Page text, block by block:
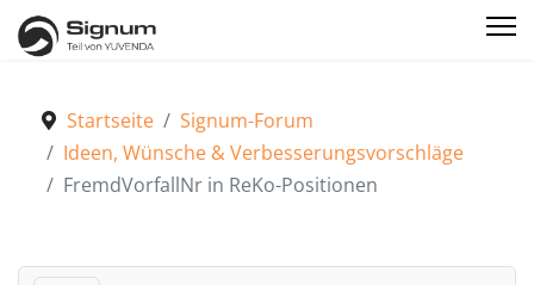
Startseite
Signum-Forum
Ideen, Wünsche & Verbesserungsvorschläge
FremdVorfallNr in ReKo-Positionen